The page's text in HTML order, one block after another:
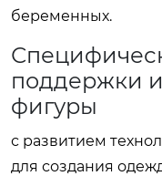
беременных.
поддержки
фигуры
с развитием
для создания